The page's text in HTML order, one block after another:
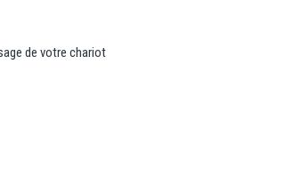
de votre chariot